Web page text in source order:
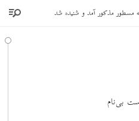
مسطور مذکور آمد و شنیده شد
بی‌نام